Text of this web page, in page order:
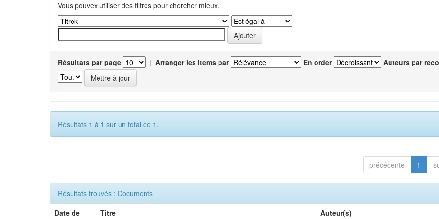
Vous pouvex utiliser des filtres pour chercher mieux.
Résultats par page | Arranger les items par En order Auteurs par
Résultats 1 à 1 sur un total de 1.
précédente 1
Résultats trouvés : Documents
Date de
Titre Auteur(s)